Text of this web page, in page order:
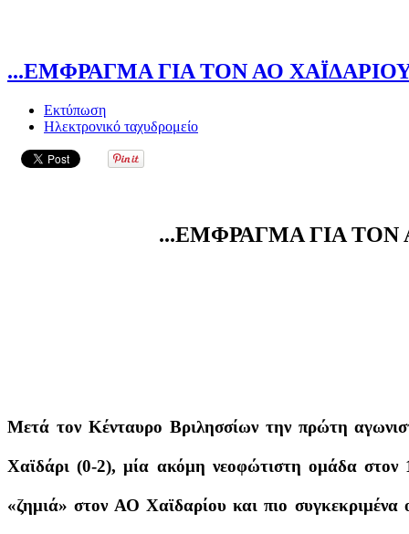
...ΕΜΦΡΑΓΜΑ ΓΙΑ ΤΟΝ ΑΟ
Εκτύπωση
Ηλεκτρονικό ταχυδρομείο
...ΕΜΦΡΑΓΜΑ ΓΙΑ ΤΟΝ
Μετά τον Κένταυρο Βριλησσίων την πρώτη
Χαϊδάρι (0-2), μία ακόμη νεοφώτιστη ομάδα στον
«ζημιά» στον ΑΟ Χαϊδαρίου και πιο